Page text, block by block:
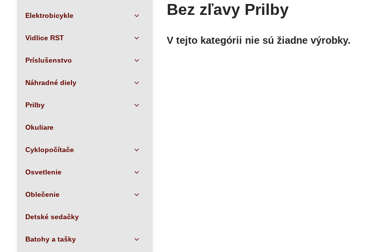
Bez zľavy Prilby
Elektrobicykle
Vidlice RST
Príslušenstvo
Náhradné diely
Prilby
Okuliare
Cyklopočítače
Osvetlenie
Oblečenie
Detské sedačky
Batohy a tašky